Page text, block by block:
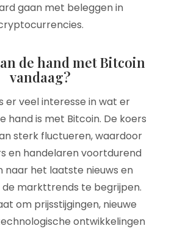
gaan met beleggen in
de hand met Bitcoin
vandaag?
er veel interesse in wat er
hand is met Bitcoin. De koers
sterk fluctueren, waardoor
en handelaren voortdurend
naar het laatste nieuws en
de markttrends te begrijpen.
om prijsstijgingen, nieuwe
ontwikkelingen